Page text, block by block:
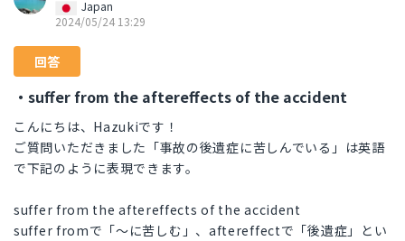
Japan
2024/05/24 13:29
回答
・suffer from the aftereffects of the accident
こんにちは、Hazukiです！
ご質問いただきました「事故の後遺症に苦しんでいる」は英語
で下記のように表現できます。
suffer from the aftereffects of the accident
suffer fromで「～に苦しむ」、aftereffectで「後遺症」とい